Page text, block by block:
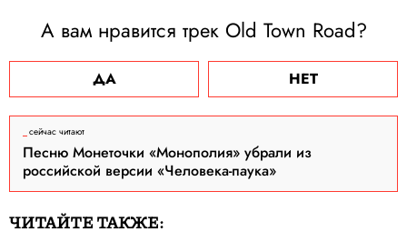
А вам нравится трек Old Town Road?
ДА НЕТ
сейчас читают
Песню Монеточки «Монополия» убрали из
российской версии «Человека-паука»
ЧИТАЙТЕ ТАКЖЕ: